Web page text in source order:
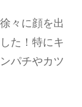
々に顔を出
た！特にキ
パチやカツ